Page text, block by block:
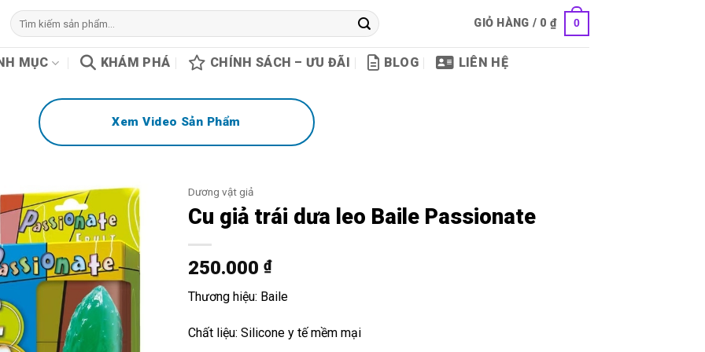
Tìm
kiếm:
GIỎ HÀNG / 0₫ 0
MỤC KHÁM PHÁ CHÍNH SÁCH – ƯU ĐÃI BLOG LIÊN HỆ
Xem Video Sản Phẩm
Dương vật giả
Cu giả trái dưa leo Baile Passionate
250.000 ₫
Thương hiệu: Baile
Chất liệu: Silicone y tế mềm mại